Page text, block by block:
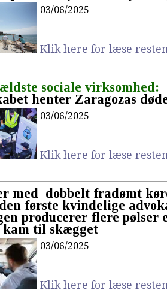
03/06/2025
Klik here for læse
sociale virksomhed:
henter Zaragozas
03/06/2025
Klik here for læse
med dobbelt fradømt
første kvindelige
producerer flere pølser
til skægget
03/06/2025
Klik here for læse